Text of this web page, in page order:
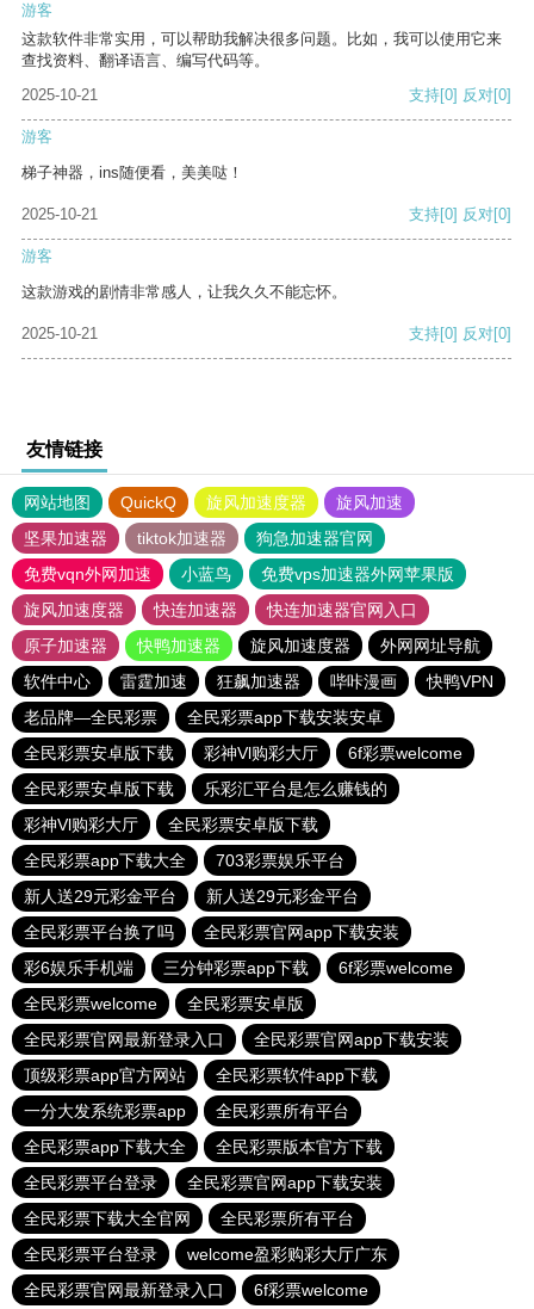
游客
这款软件非常实用，可以帮助我解决很多问题。比如，我可以使用它来
查找资料、翻译语言、编写代码等。
2025-10-21
支持[0] 反对[0]
游客
梯子神器，ins随便看，美美哒！
2025-10-21 支持[0] 反对[0]
游客
这款游戏的剧情非常感人，让我久久不能忘怀。
2025-10-21 支持[0] 反对[0]
友情链接
网站地图 QuickQ 旋风加速度器
旋风加速
坚果加速器
tiktok加速器
狗急加速器官网
免费vqn外网加速
小蓝鸟
免费vps加速器外网苹果版
旋风加速度器
快连加速器
快连加速器官网入口
原子加速器
快鸭加速器 旋风加速度器
外网网址导航
软件中心
雷霆加速 狂飙加速器 哔咔漫画
快鸭VPN
老品牌—全民彩票
全民彩票app下载安装安卓
全民彩票安卓版下载
彩神Vl购彩大厅
6f彩票welcome
全民彩票安卓版下载
乐彩汇平台是怎么赚钱的
彩神Vl购彩大厅
全民彩票安卓版下载
全民彩票app下载大全
703彩票娱乐平台
新人送29元彩金平台
新人送29元彩金平台
全民彩票平台换了吗
全民彩票官网app下载安装
彩6娱乐手机端
三分钟彩票app下载
6f彩票welcome
全民彩票welcome
全民彩票安卓版
全民彩票官网最新登录入口
全民彩票官网app下载安装
顶级彩票app官方网站
全民彩票软件app下载
一分大发系统彩票app
全民彩票所有平台
全民彩票app下载大全
全民彩票版本官方下载
全民彩票平台登录
全民彩票官网app下载安装
全民彩票下载大全官网
全民彩票所有平台
全民彩票平台登录
welcome盈彩购彩大厅广东
全民彩票官网最新登录入口
6f彩票welcome